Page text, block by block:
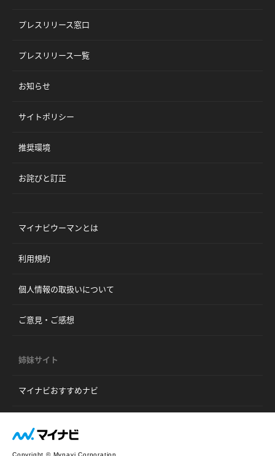
プレスリリース窓口
プレスリリース一覧
お知らせ
サイトポリシー
推奨環境
お詫びと訂正
マイナビウーマンとは
利用規約
個人情報の取扱いについて
ご意見・ご感想
姉妹サイト
マイナビおすすめナビ
Copyright © Mynavi Corporation